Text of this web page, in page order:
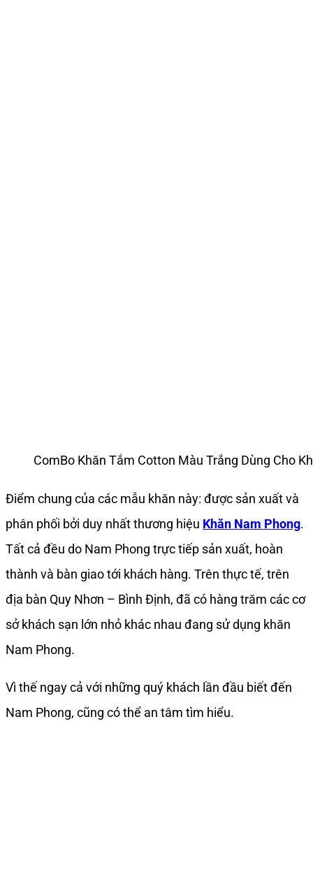
ComBo Khăn Tắm Cotton Màu Trắng Dùng Cho
Điểm chung của các mẫu khăn này: được sản xuất và
phân phối bởi duy nhất thương hiệu Khăn Nam Phong.
Tất cả đều do Nam Phong trực tiếp sản xuất, hoàn
thành và bàn giao tới khách hàng. Trên thực tế, trên
địa bàn Quy Nhơn – Bình Định, đã có hàng trăm các cơ
sở khách sạn lớn nhỏ khác nhau đang sử dụng khăn
Nam Phong.
Vì thế ngay cả với những quý khách lần đầu biết đến
Nam Phong, cũng có thể an tâm tìm hiểu.